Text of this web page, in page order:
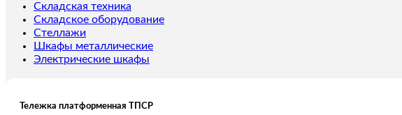
Складская техника
Складское оборудование
Стеллажи
Шкафы металлические
Электрические шкафы
Тележка платформенная ТПСР